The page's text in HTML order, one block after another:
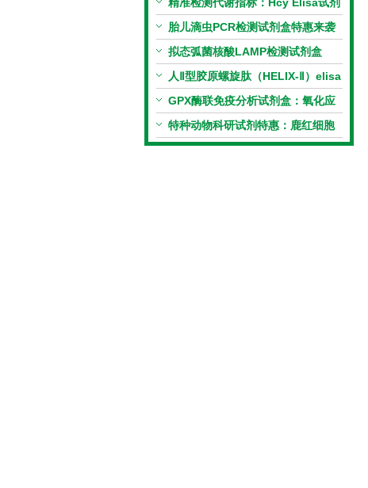
盒的科研应用与技术特点
胎儿滴虫PCR检测试剂盒特惠来袭
拟态弧菌核酸LAMP检测试剂盒
（恒温荧光法）新品上市优惠活动
人Ⅱ型胶原螺旋肽（HELIX-Ⅱ）elisa
试剂盒科研优惠活动开启
GPX酶联免疫分析试剂盒：氧化应
激研究精准检测工具
特种动物科研试剂特惠：鹿红细胞
膜蛋白(EMP)ELISA试剂盒让利活